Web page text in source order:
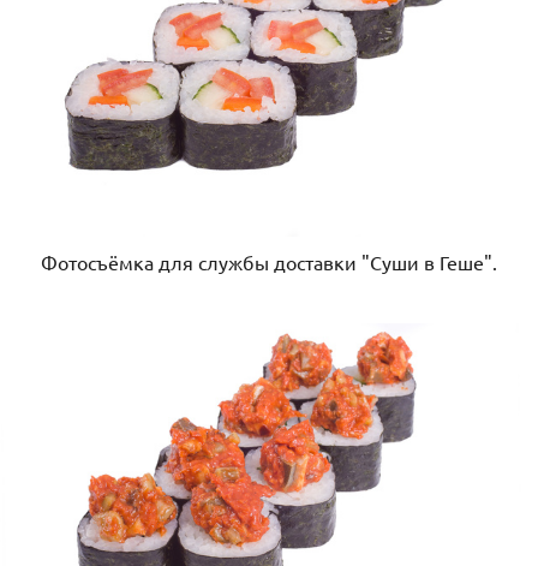
Фотосъёмка для службы доставки "Суши в Геше".